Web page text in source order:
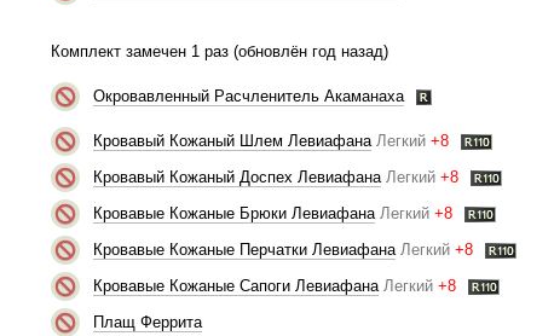
Комплект замечен 1 раз (обновлён год назад)
Окровавленный Расчленитель Акаманаха
Кровавый Кожаный Шлем Левиафана Легкий +8
Кровавый Кожаный Доспех Левиафана Легкий +8
Кровавые Кожаные Брюки Левиафана Легкий +8
Кровавые Кожаные Перчатки Левиафана Легкий +8
Кровавые Кожаные Сапоги Левиафана Легкий +8
Плащ Феррита